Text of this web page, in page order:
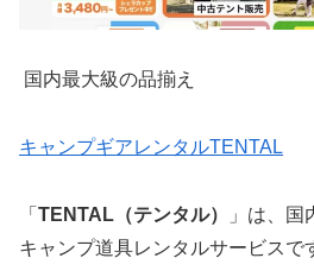
国内最大級の品揃え
キャンプギアレンタルTENTAL
「 TENTAL（テンタル）
」は、国
キャンプ道具レンタルサービスで